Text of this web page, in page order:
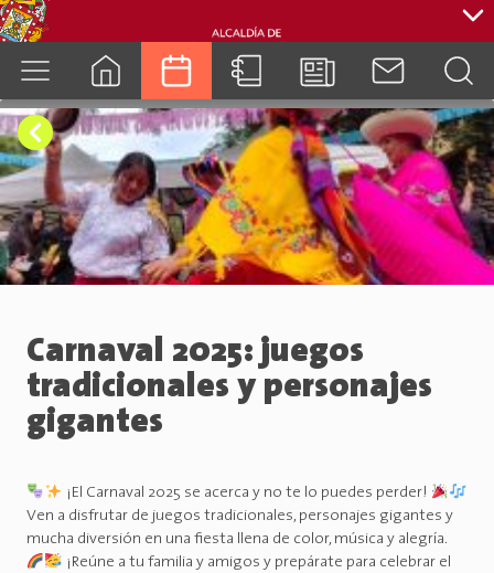
cuenca.gob.ec
Carnaval 2025: juegos
tradicionales y personajes
gigantes
¡El Carnaval 2025 se acerca y no te lo puedes perder!
Ven a disfrutar de juegos tradicionales, personajes gigantes y
mucha diversión en una fiesta llena de color, música y alegría.
¡Reúne a tu familia y amigos y prepárate para celebrar el